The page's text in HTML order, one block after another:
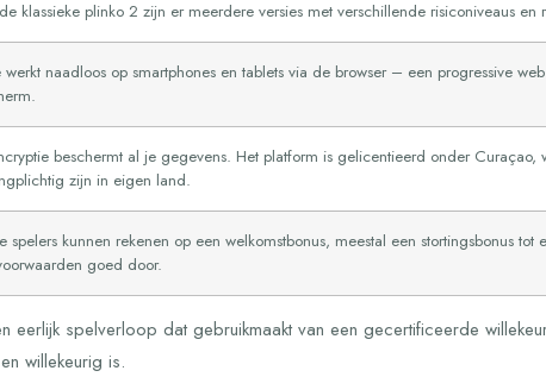
klassieke plinko 2 zijn er meerdere versies met verschillende risiconiveaus en
werkt naadloos op smartphones en tablets via de browser – een progressive
beschermt al je gegevens. Het platform is gelicentieerd onder Curaçao,
zijn in eigen land.
spelers kunnen rekenen op een welkomstbonus, meestal een stortingsbonus
goed door.
eerlijk spelverloop dat gebruikmaakt van een gecertificeerde
willekeurig is.